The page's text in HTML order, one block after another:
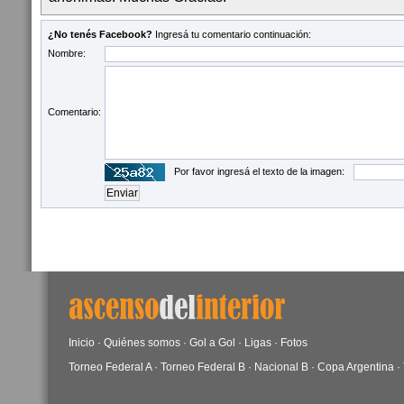
¿No tenés Facebook? Ingresá tu comentario continuación:
Nombre:
Comentario:
Por favor ingresá el texto de la imagen:
Inicio · Quiénes somos · Gol a Gol · Ligas · Fotos
Torneo Federal A· Torneo Federal B · Nacional B · Copa Argentina ·